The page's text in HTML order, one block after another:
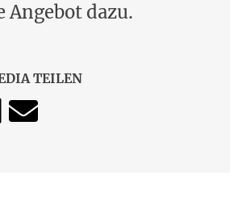
Angebot dazu.
TEILEN